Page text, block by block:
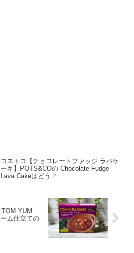
コストコ【チョコレートファッジ ラバケ
ーキ】POTS&COの Chocolate Fudge
Lava Cakeはどう？
YUM
ム仕立ての